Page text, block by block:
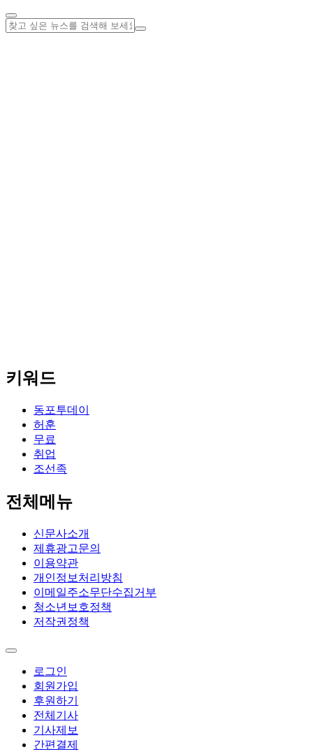
키워드
동포투데이
허훈
무료
취업
조선족
전체메뉴
신문사소개
제휴광고문의
이용약관
개인정보처리방침
이메일주소무단수집거부
청소년보호정책
저작권정책
로그인
회원가입
후원하기
전체기사
기사제보
간편결제